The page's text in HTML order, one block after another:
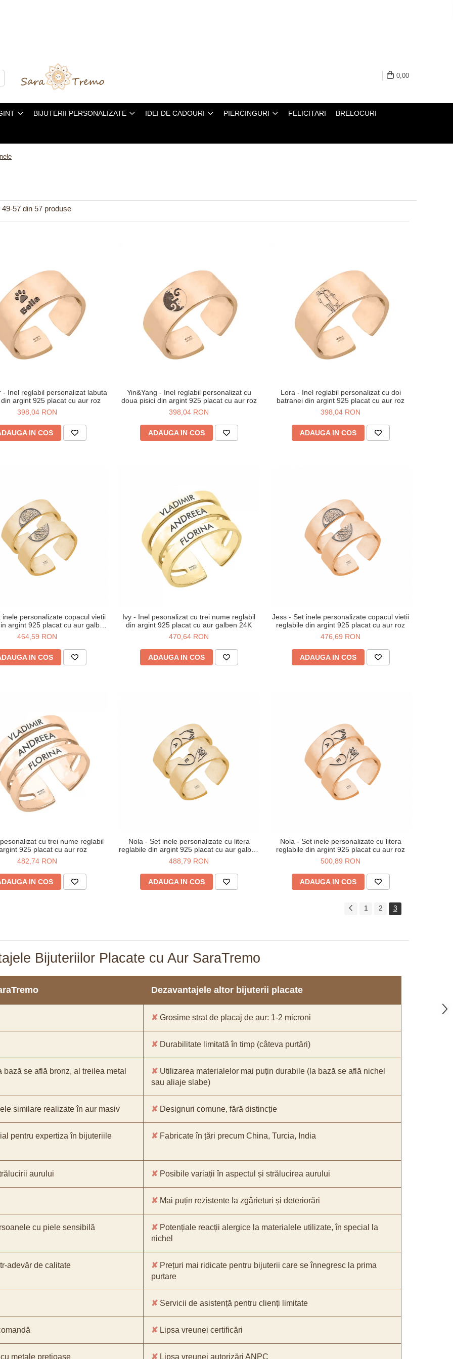
0,00
BIJUTERII PERSONALIZATE IDEI DE CADOURI PIERCINGURI FELICITARI BRELOCURI
Inele
49-57 din 57 produse
- Inel reglabil personalizat labuta
argint 925 placat cu aur roz
398,04 RON
IN COS
Yin&Yang - Inel reglabil personalizat cu
doua pisici din argint 925 placat cu aur roz
398,04 RON
ADAUGA IN COS
Lora - Inel reglabil personalizat cu doi
batranei din argint 925 placat cu aur roz
398,04 RON
ADAUGA IN COS
inele personalizate copacul vietii
argint 925 placat cu aur galben
24K
464,59 RON
IN COS
Ivy - Inel pesonalizat cu trei nume reglabil
din argint 925 placat cu aur galben 24K
470,64 RON
ADAUGA IN COS
Jess - Set inele personalizate copacul vietii
reglabile din argint 925 placat cu aur roz
476,69 RON
ADAUGA IN COS
cu trei nume reglabil
925 placat cu aur roz
482,74 RON
IN COS
Nola - Set inele personalizate cu litera
reglabile din argint 925 placat cu aur galben
24K
488,79 RON
ADAUGA IN COS
Nola - Set inele personalizate cu litera
reglabile din argint 925 placat cu aur roz
500,89 RON
ADAUGA IN COS
1 2 3
Bijuteriilor Placate cu Aur SaraTremo
Dezavantajele altor bijuterii placate
✘ Grosime strat de placaj de aur: 1-2 microni
✘ Durabilitate limitată în timp (câteva purtări)
se află bronz, al treilea metal
✘ Utilizarea materialelor mai puțin durabile (la bază se află nichel
sau aliaje slabe)
similare realizate în aur masiv ✘ Designuri comune, fără distincție
pentru expertiza în bijuteriile
✘ Fabricate în țări precum China, Turcia, India
aurului ✘ Posibile variații în aspectul și strălucirea aurului
✘ Mai puțin rezistente la zgârieturi și deteriorări
cu piele sensibilă ✘ Potențiale reacții alergice la materialele utilizate, în special la
nichel
adevăr de calitate ✘ Prețuri mai ridicate pentru bijuterii care se înnegresc la prima
purtare
✘ Servicii de asistență pentru clienți limitate
✘ Lipsa vreunei certificări
metale prețioase ✘ Lipsa vreunei autorizări ANPC